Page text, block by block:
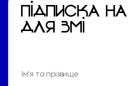
ПІДПИСКА
ДЛЯ ЗМІ